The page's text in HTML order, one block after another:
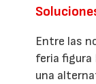
Entre las
feria figura
una